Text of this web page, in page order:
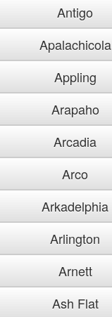
Antigo
Apalachicola
Appling
Arapaho
Arcadia
Arco
Arkadelphia
Arlington
Arnett
Ash Flat